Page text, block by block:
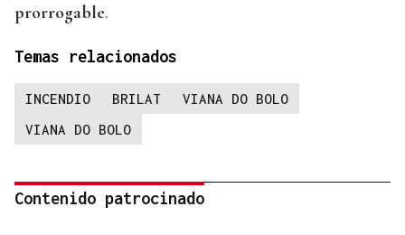
prorrogable.
Temas relacionados
INCENDIO BRILAT
VIANA DO BOLO
VIANA DO BOLO
Contenido patrocinado